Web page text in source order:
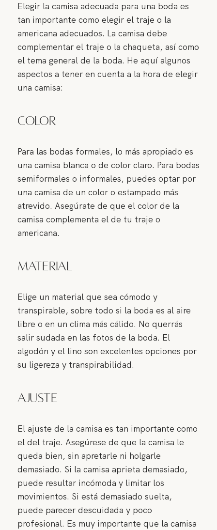
Elegir la camisa adecuada para una boda es
tan importante como elegir el traje o la
americana adecuados. La camisa debe
complementar el traje o la chaqueta, así como
el tema general de la boda. He aquí algunos
aspectos a tener en cuenta a la hora de elegir
una camisa:
Color
Para las bodas formales, lo más apropiado es
una camisa blanca o de color claro. Para bodas
semiformales o informales, puedes optar por
una camisa de un color o estampado más
atrevido. Asegúrate de que el color de la
camisa complementa el de tu traje o
americana.
Material
Elige un material que sea cómodo y
transpirable, sobre todo si la boda es al aire
libre o en un clima más cálido. No querrás
salir sudada en las fotos de la boda. El
algodón y el lino son excelentes opciones por
su ligereza y transpirabilidad.
Ajuste
El ajuste de la camisa es tan importante como
el del traje. Asegúrese de que la camisa le
queda bien, sin apretarle ni holgarle
demasiado. Si la camisa aprieta demasiado,
puede resultar incómoda y limitar los
movimientos. Si está demasiado suelta,
puede parecer descuidada y poco
profesional. Es muy importante que la camisa